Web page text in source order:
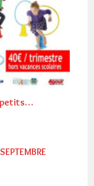
petits…